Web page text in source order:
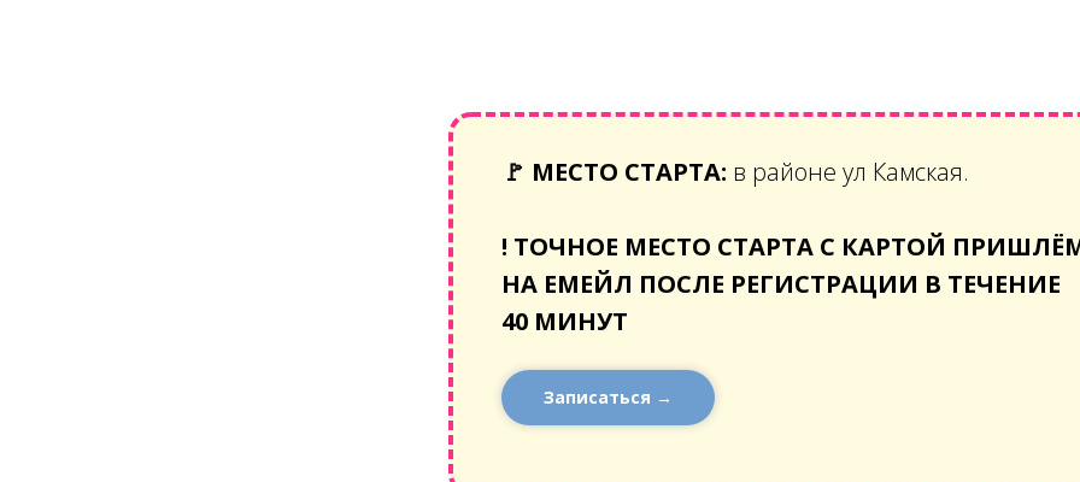
🚩 МЕСТО СТАРТА: в районе ул Камская.
! ТОЧНОЕ МЕСТО СТАРТА С КАРТОЙ
НА ЕМЕЙЛ ПОСЛЕ РЕГИСТРАЦИИ В ТЕЧЕНИЕ
40 МИНУТ
Записаться →